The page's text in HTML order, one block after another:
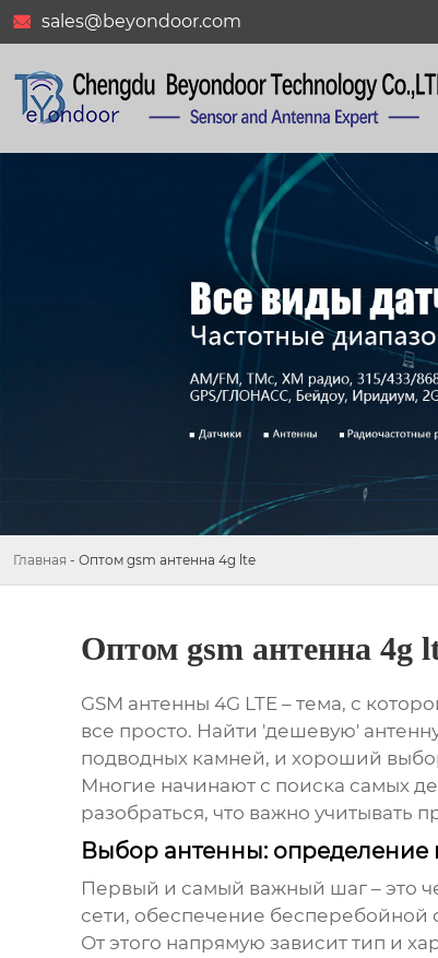
 sales@beyondoor.com
Главная - Оптом gsm антенна 4g lte
Оптом gsm антенна 4g
GSM антенны 4G LTE– тема, с
все просто. Найти 'дешевую'
подводных камней, и хороший
Многие начинают с поиска самых
разобраться, что важно учитывать
Выбор антенны: определение
Первый и самый важный шаг – это
сети, обеспечение бесперебойной
От этого напрямую зависит тип и